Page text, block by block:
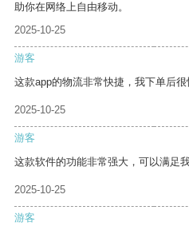
助你在网络上自由移动。
2025-10-25
游客
这款app的物流非常快捷，我下单后很
2025-10-25
游客
这款软件的功能非常强大，可以满足
2025-10-25
游客